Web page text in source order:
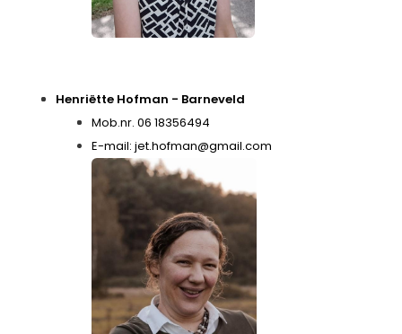
Henriëtte Hofman - Barneveld
Mob.nr. 06 18356494
E-mail:jet.hofman@gmail.com